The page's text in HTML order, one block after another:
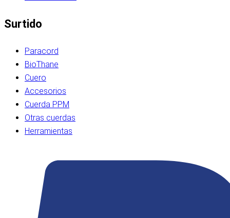
Surtido
Paracord
BioThane
Cuero
Accesorios
Cuerda PPM
Otras cuerdas
Herramientas